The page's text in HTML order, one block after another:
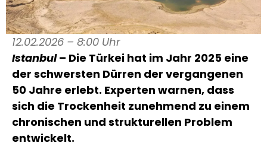
12.02.2026 – 8:00 Uhr
Istanbul– Die Türkei hat im Jahr 2025 eine
der schwersten Dürren der vergangenen
50 Jahre erlebt. Experten warnen, dass
sich die Trockenheit zunehmend zu einem
chronischen und strukturellen Problem
entwickelt.